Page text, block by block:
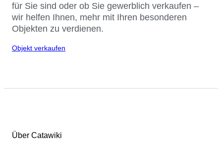
für Sie sind oder ob Sie gewerblich verkaufen –
wir helfen Ihnen, mehr mit Ihren besonderen
Objekten zu verdienen.
Objekt verkaufen
Über Catawiki